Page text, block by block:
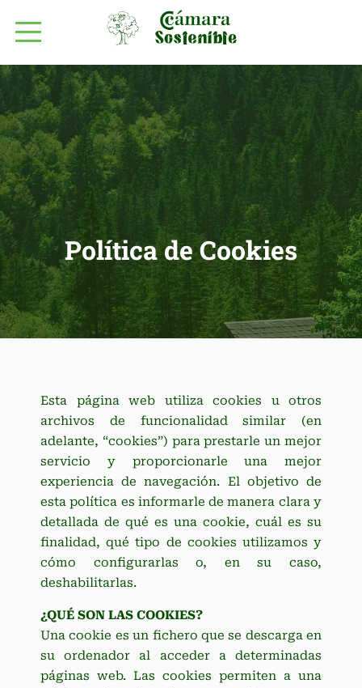
Política de Cookies
Esta página web utiliza cookies u otros
archivos de funcionalidad similar (en
adelante, “cookies”) para prestarle un mejor
servicio y proporcionarle una mejor
experiencia de navegación. El objetivo de
esta política es informarle de manera clara y
detallada de qué es una cookie, cuál es su
finalidad, qué tipo de cookies utilizamos y
cómo configurarlas o, en su caso,
deshabilitarlas.
¿QUÉ SON LAS COOKIES?
Una cookie es un fichero que se descarga en
su ordenador al acceder a determinadas
páginas web. Las cookies permiten a una